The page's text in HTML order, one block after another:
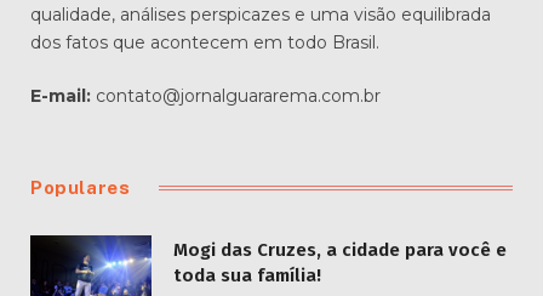
qualidade, análises perspicazes e uma visão equilibrada
dos fatos que acontecem em todo Brasil.
E-mail: contato@jornalguararema.com.br
Populares
Mogi das Cruzes, a cidade para você e
toda sua família!